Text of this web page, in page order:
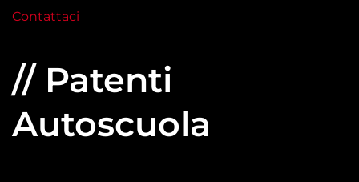
Contattaci
// Patenti
Autoscuola